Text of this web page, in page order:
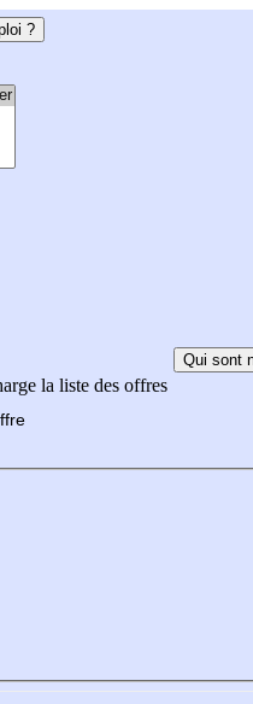
?
la liste des offres
Qui sont